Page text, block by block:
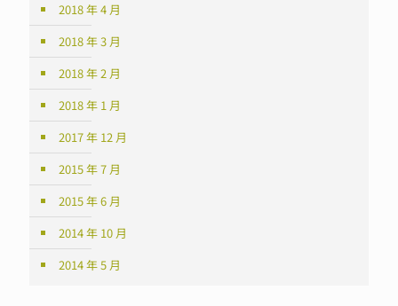
2018 年 4 月
2018 年 3 月
2018 年 2 月
2018 年 1 月
2017 年 12 月
2015 年 7 月
2015 年 6 月
2014 年 10 月
2014 年 5 月